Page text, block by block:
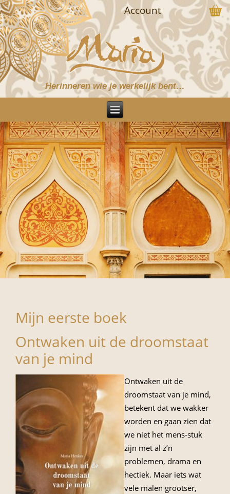
Herinneren wie je werkelijk bent…
Account
Mijn eerste boek
Ontwaken uit de droomstaat
van je mind
Ontwaken uit de
droomstaat van je mind,
betekent dat we wakker
worden en gaan zien dat
we niet het mens-stuk
zijn met al z’n
problemen, drama en
hectiek. Maar iets wat
vele malen grootser,